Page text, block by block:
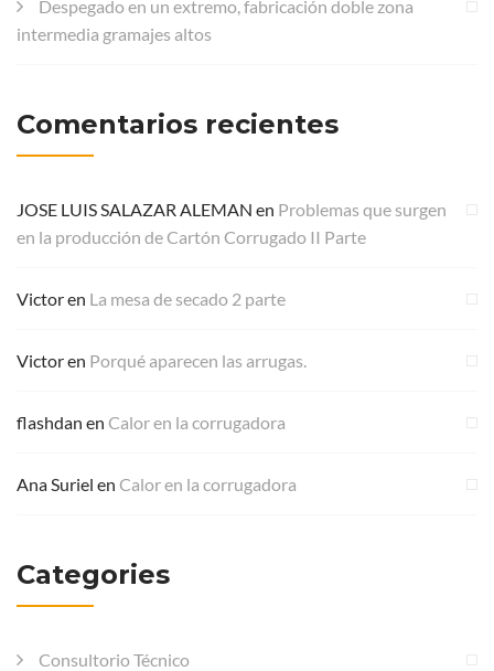
Despegado en un extremo, fabricación doble zona
intermedia gramajes altos
Comentarios recientes
JOSE LUIS SALAZAR ALEMAN en Problemas que surgen
en la producción de Cartón Corrugado II Parte
Victoren La mesa de secado 2 parte
Victoren Porqué aparecen las arrugas.
flashdan en Calor en la corrugadora
Ana Suriel en Calor en la corrugadora
Categories
Consultorio Técnico